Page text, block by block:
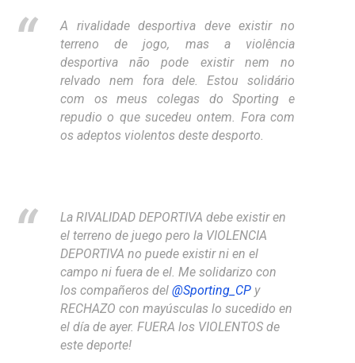
A rivalidade desportiva deve existir no
terreno de jogo, mas a violência
desportiva não pode existir nem no
relvado nem fora dele. Estou solidário
com os meus colegas do Sporting e
repudio o que sucedeu ontem. Fora com
os adeptos violentos deste desporto.
La RIVALIDAD DEPORTIVA debe existir en
el terreno de juego pero la VIOLENCIA
DEPORTIVA no puede existir ni en el
campo ni fuera de el. Me solidarizo con
los compañeros del@Sporting_CP y
RECHAZO con mayúsculas lo sucedido en
el día de ayer. FUERA los VIOLENTOS de
este deporte!